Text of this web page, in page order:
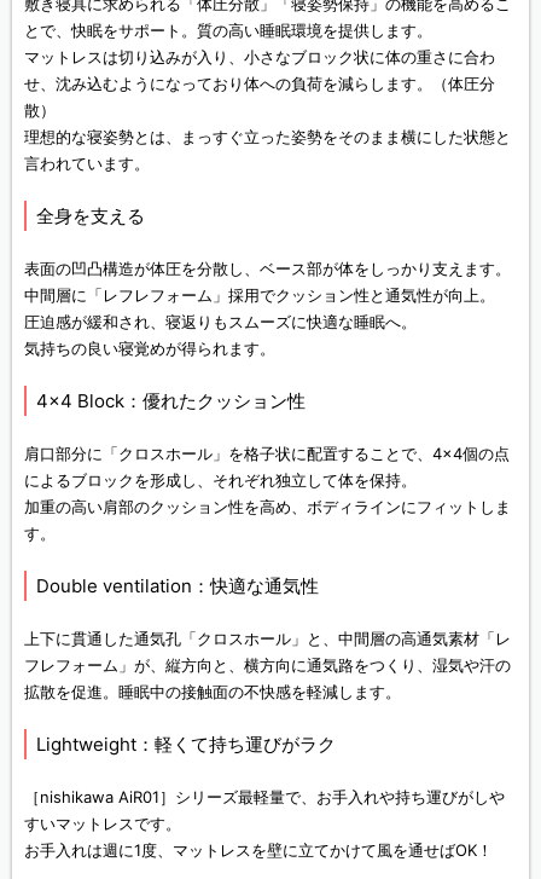
とで、快眠をサポート。質の高い睡眠環境を提供します。
マットレスは切り込みが入り、小さなブロック状に体の重さに合わ
せ、沈み込むようになっており体への負荷を減らします。（体圧分
散）
理想的な寝姿勢とは、まっすぐ立った姿勢をそのまま横にした状態と
言われています。
全身を支える
表面の凹凸構造が体圧を分散し、ベース部が体をしっかり支えます。
中間層に「レフレフォーム」採用でクッション性と通気性が向上。
圧迫感が緩和され、寝返りもスムーズに快適な睡眠へ。
気持ちの良い寝覚めが得られます。
4×4 Block：優れたクッション性
肩口部分に「クロスホール」を格子状に配置することで、4×4個の点
によるブロックを形成し、それぞれ独立して体を保持。
加重の高い肩部のクッション性を高め、ボディラインにフィットしま
す。
Double ventilation：快適な通気性
上下に貫通した通気孔「クロスホール」と、中間層の高通気素材「レ
フレフォーム」が、縦方向と、横方向に通気路をつくり、湿気や汗の
拡散を促進。睡眠中の接触面の不快感を軽減します。
Lightweight：軽くて持ち運びがラク
［nishikawa AiR01］シリーズ最軽量で、お手入れや持ち運びがしや
すいマットレスです。
お手入れは週に1度、マットレスを壁に立てかけて風を通せばOK！